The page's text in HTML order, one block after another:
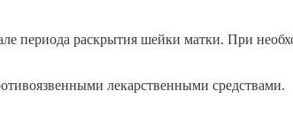
раскрытия шейки матки. При
лекарственными средствами.